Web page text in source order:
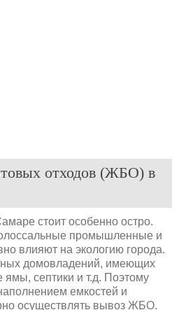
отходов (ЖБО) в
стоит особенно остро.
промышленные и
влияют на экологию города.
домовладений, имеющих
септики и т.д. Поэтому
емкостей и
осуществлять вывоз ЖБО.